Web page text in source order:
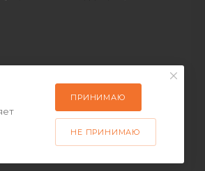
ПРИНИМАЮ
НЕ ПРИНИМАЮ